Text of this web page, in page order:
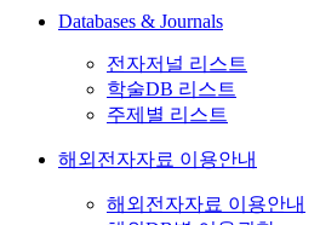
Databases & Journals
전자저널 리스트
학술DB 리스트
주제별 리스트
해외전자자료 이용안내
해외전자자료 이용안내